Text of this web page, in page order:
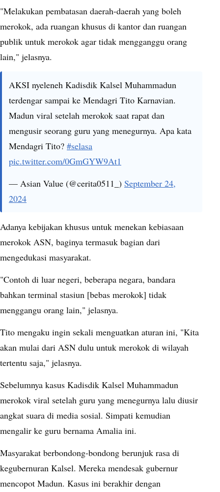
"Melakukan pembatasan daerah-daerah yang boleh
merokok, ada ruangan khusus di kantor dan ruangan
publik untuk merokok agar tidak mengganggu orang
lain," jelasnya.
AKSI nyeleneh Kadisdik Kalsel Muhammadun
terdengar sampai ke Mendagri Tito Karnavian.
Madun viral setelah merokok saat rapat dan
mengusir seorang guru yang menegurnya. Apa kata
Mendagri Tito? #selasa
pic.twitter.com/0GmGYW9At1
— Asian Value (@cerita0511_) September 24,
2024
Adanya kebijakan khusus untuk menekan kebiasaan
merokok ASN, baginya termasuk bagian dari
mengedukasi masyarakat.
"Contoh di luar negeri, beberapa negara, bandara
bahkan terminal stasiun [bebas merokok] tidak
menggangu orang lain," jelasnya.
Tito mengaku ingin sekali menguatkan aturan ini, "Kita
akan mulai dari ASN dulu untuk merokok di wilayah
tertentu saja," jelasnya.
Sebelumnya kasus Kadisdik Kalsel Muhammadun
merokok viral setelah guru yang menegurnya lalu diusir
angkat suara di media sosial. Simpati kemudian
mengalir ke guru bernama Amalia ini.
Masyarakat berbondong-bondong berunjuk rasa di
kegubernuran Kalsel. Mereka mendesak gubernur
mencopot Madun. Kasus ini berakhir dengan